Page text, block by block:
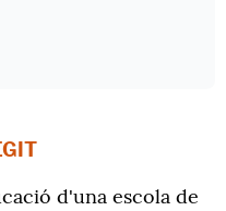
d'una escola de